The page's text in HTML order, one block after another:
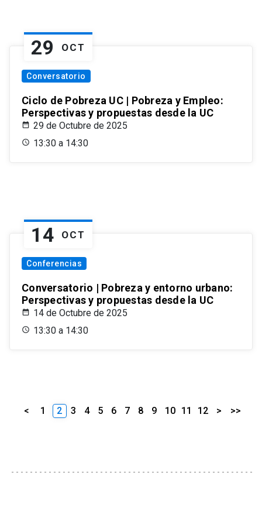
29 OCT
Conversatorio
Ciclo de Pobreza UC | Pobreza y Empleo:
Perspectivas y propuestas desde la UC
29 de Octubre de 2025
13:30 a 14:30
14 OCT
Conferencias
Conversatorio | Pobreza y entorno urbano:
Perspectivas y propuestas desde la UC
14 de Octubre de 2025
13:30 a 14:30
< 1 2 3 4 5 6 7 8 9 10 11 12 > >>